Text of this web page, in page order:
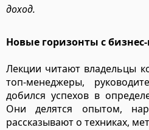
доход.
Новые горизонты с
Лекции читают владельцы
топ-менеджеры,
добился успехов в
Они делятся опытом,
рассказывают о техниках,